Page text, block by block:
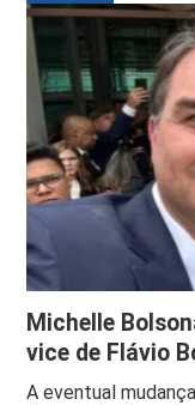
Michelle
vice de Flávio
A eventual